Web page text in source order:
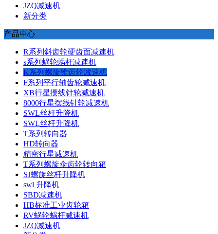
JZQ减速机
新分类
产品中心
R系列斜齿轮硬齿面减速机
s系列蜗轮蜗杆减速机
K系列螺旋锥齿轮减速机
F系列平行轴齿轮减速机
XB行星摆线针轮减速机
8000行星摆线针轮减速机
SWL丝杆升降机
SWL丝杆升降机
T系列转向器
HD转向器
精密行星减速机
T系列螺旋伞齿轮转向箱
SJ螺旋丝杆升降机
swl 升降机
SBD减速机
HB标准工业齿轮箱
RV蜗轮蜗杆减速机
JZQ减速机